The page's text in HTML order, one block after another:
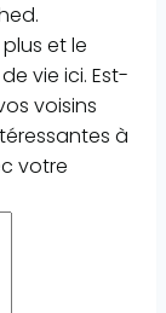
et le
vie ici. Est-
voisins
à
votre